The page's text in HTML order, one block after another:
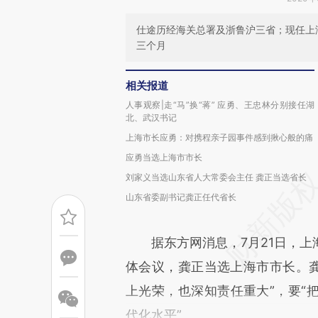
仕途历经海关总署及浙鲁沪三省；现任
三个月
相关报道
人事观察|走“马”换“蒋” 应勇、王忠林分别接任湖
北、武汉书记
上海市长应勇：对携程亲子园事件感到揪心般的痛
应勇当选上海市市长
刘家义当选山东省人大常委会主任 龚正当选省长
山东省委副书记龚正任代省长
据东方网消息，7月21日，上
体会议，龚正当选上海市市长。
上光荣，也深知责任重大”，要
代化水平”。